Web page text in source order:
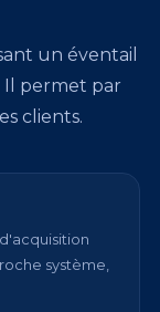
un éventail
Il permet par
clients.
système,